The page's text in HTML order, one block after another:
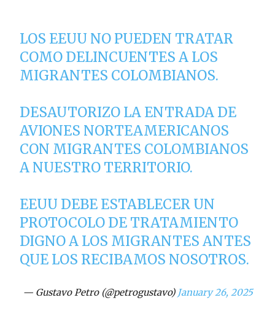
LOS EEUU NO PUEDEN TRATAR
COMO DELINCUENTES A LOS
MIGRANTES COLOMBIANOS.
DESAUTORIZO LA ENTRADA DE
AVIONES NORTEAMERICANOS
CON MIGRANTES COLOMBIANOS
A NUESTRO TERRITORIO.
EEUU DEBE ESTABLECER UN
PROTOCOLO DE TRATAMIENTO
DIGNO A LOS MIGRANTES ANTES
QUE LOS RECIBAMOS NOSOTROS.
— Gustavo Petro (@petrogustavo) January 26, 2025